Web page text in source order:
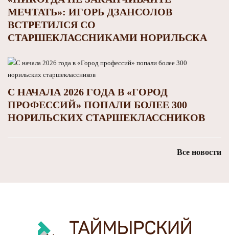
МЕЧТАТЬ»: ИГОРЬ ДЗАНСОЛОВ
ВСТРЕТИЛСЯ СО
СТАРШЕКЛАССНИКАМИ НОРИЛЬСКА
С НАЧАЛА 2026 ГОДА В «ГОРОД
ПРОФЕССИЙ» ПОПАЛИ БОЛЕЕ 300
НОРИЛЬСКИХ СТАРШЕКЛАССНИКОВ
Все новости